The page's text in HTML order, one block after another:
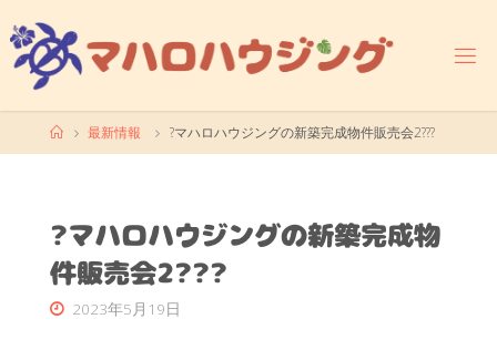
ン
テ
ホ
ー
最新情報 ?マハロハウジングの新築完成物件販売会2???
?マハロハウジングの新築完成物
件販売会2???
2023年5月19日